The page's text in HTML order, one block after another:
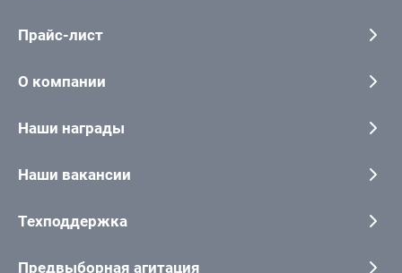
Прайс-лист
О компании
Наши награды
Наши вакансии
Техподдержка
Предвыборная агитация